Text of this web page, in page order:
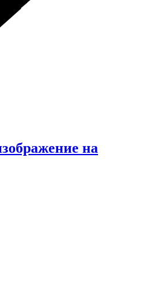
на